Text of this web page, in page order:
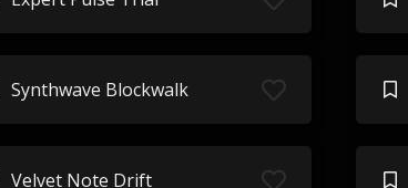
Synthwave Blockwalk
Velvet Note Drift